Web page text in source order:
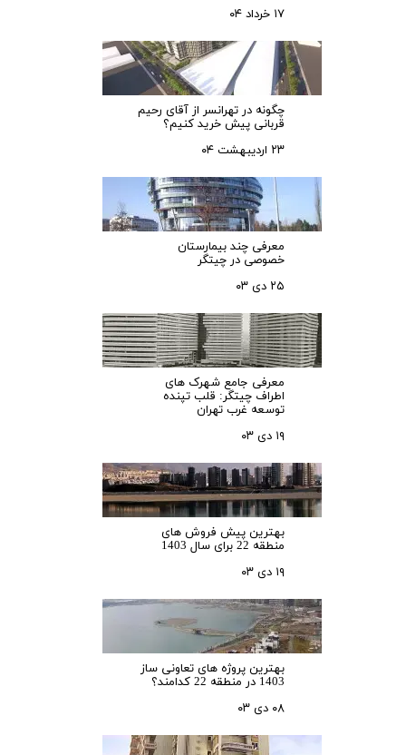
۱۷ خرداد ۰۴
چگونه در تهرانسر از آقای رحیم
قربانی پیش خرید کنیم؟
۲۳ اردیبهشت ۰۴
معرفی چند بیمارستان
خصوصی در چیتگر
۲۵ دی ۰۳
معرفی جامع شهرک‌ های
اطراف چیتگر: قلب تپنده
توسعه غرب تهران
۱۹ دی ۰۳
بهترین پیش فروش های
منطقه 22 برای سال 1403
۱۹ دی ۰۳
بهترین پروژه های تعاونی ساز
1403 در منطقه 22 کدامند؟
۰۸ دی ۰۳